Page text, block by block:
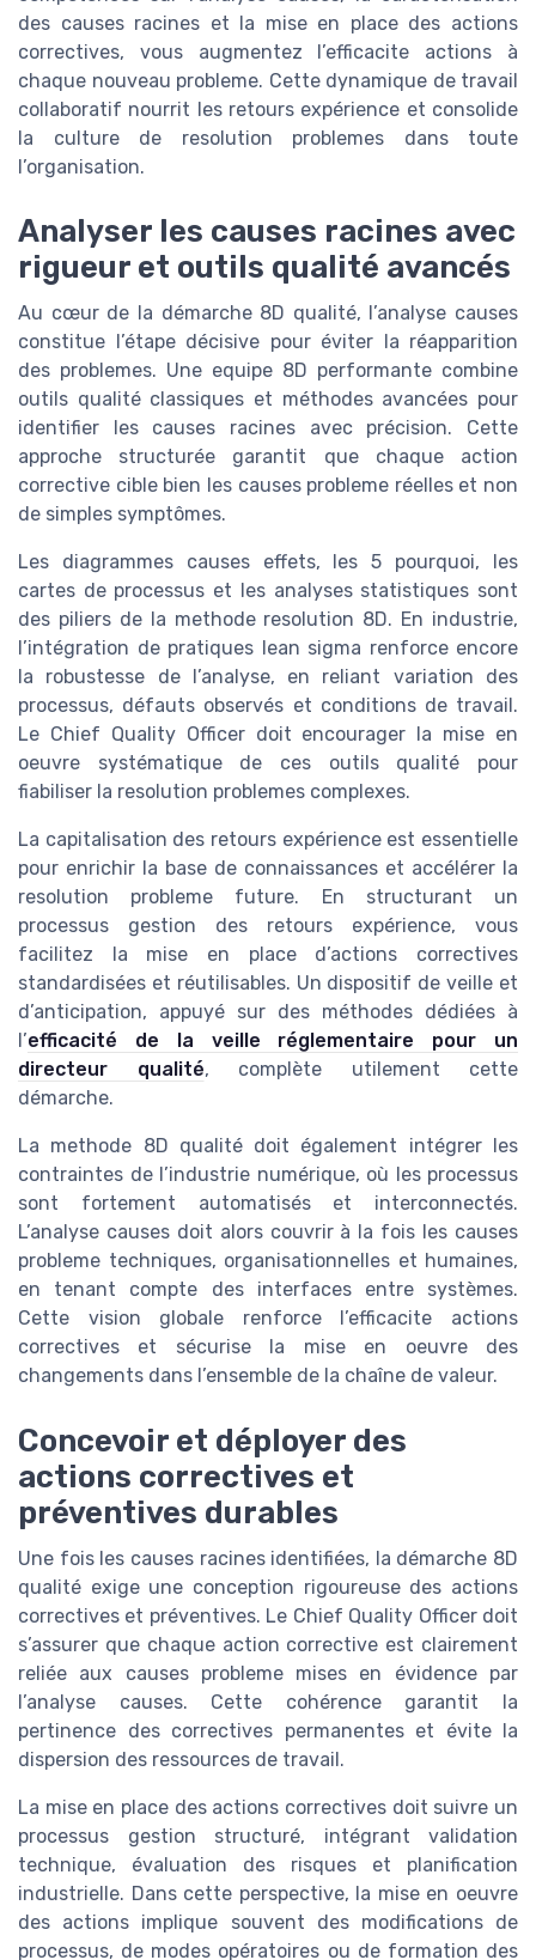
des causes racines et la mise en place des actions
correctives, vous augmentez l’efficacite actions à
chaque nouveau probleme. Cette dynamique de travail
collaboratif nourrit les retours expérience et consolide
la culture de resolution problemes dans toute
l’organisation.
Analyser les causes racines avec
rigueur et outils qualité avancés
Au cœur de la démarche 8D qualité, l’analyse causes
constitue l’étape décisive pour éviter la réapparition
des problemes. Une equipe 8D performante combine
outils qualité classiques et méthodes avancées pour
identifier les causes racines avec précision. Cette
approche structurée garantit que chaque action
corrective cible bien les causes probleme réelles et non
de simples symptômes.
Les diagrammes causes effets, les 5 pourquoi, les
cartes de processus et les analyses statistiques sont
des piliers de la methode resolution 8D. En industrie,
l’intégration de pratiques lean sigma renforce encore
la robustesse de l’analyse, en reliant variation des
processus, défauts observés et conditions de travail.
Le Chief Quality Officer doit encourager la mise en
oeuvre systématique de ces outils qualité pour
fiabiliser la resolution problemes complexes.
La capitalisation des retours expérience est essentielle
pour enrichir la base de connaissances et accélérer la
resolution probleme future. En structurant un
processus gestion des retours expérience, vous
facilitez la mise en place d’actions correctives
standardisées et réutilisables. Un dispositif de veille et
d’anticipation, appuyé sur des méthodes dédiées à
l’efficacité de la veille réglementaire pour un
directeur qualité, complète utilement cette
démarche.
La methode 8D qualité doit également intégrer les
contraintes de l’industrie numérique, où les processus
sont fortement automatisés et interconnectés.
L’analyse causes doit alors couvrir à la fois les causes
probleme techniques, organisationnelles et humaines,
en tenant compte des interfaces entre systèmes.
Cette vision globale renforce l’efficacite actions
correctives et sécurise la mise en oeuvre des
changements dans l’ensemble de la chaîne de valeur.
Concevoir et déployer des
actions correctives et
préventives durables
Une fois les causes racines identifiées, la démarche 8D
qualité exige une conception rigoureuse des actions
correctives et préventives. Le Chief Quality Officer doit
s’assurer que chaque action corrective est clairement
reliée aux causes probleme mises en évidence par
l’analyse causes. Cette cohérence garantit la
pertinence des correctives permanentes et évite la
dispersion des ressources de travail.
La mise en place des actions correctives doit suivre un
processus gestion structuré, intégrant validation
technique, évaluation des risques et planification
industrielle. Dans cette perspective, la mise en oeuvre
des actions implique souvent des modifications de
processus, de modes opératoires ou de formation des